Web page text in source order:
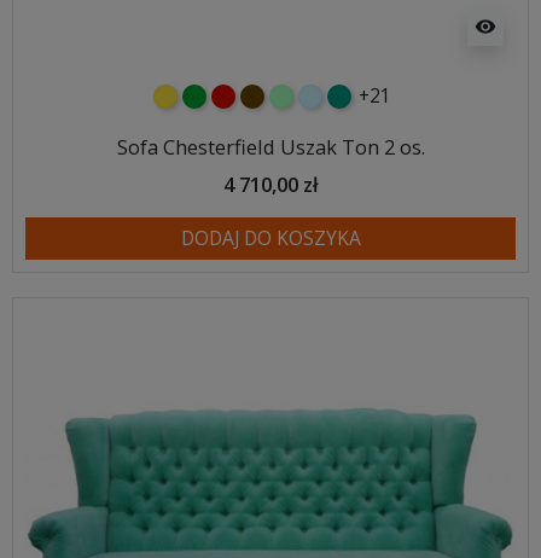
visibility
żółtyzielonyczerwony
czekoladowy
miętowybłękitny
turkusowy
+21
Sofa Chesterfield Uszak Ton 2 os.
4 710,00 zł
DODAJ DO KOSZYKA